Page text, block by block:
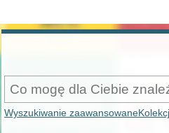
Wyszukiwanie zaawansowane